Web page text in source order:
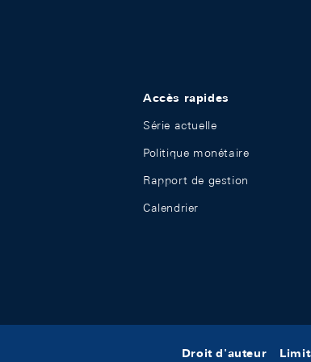
Accès rapides
Série actuelle
Politique monétaire
Rapport de gestion
Calendrier
Droit d'auteur